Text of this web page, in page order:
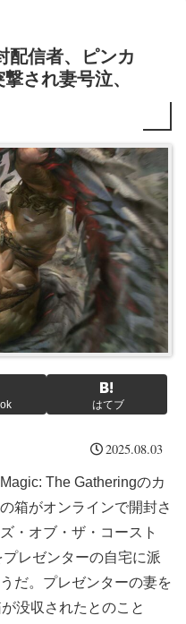
配信者、ピンカ
され妻号泣、
はてブ
2025.08.03
The Gatheringのカ
箱がオンラインで開封さ
・オブ・ザ・コースト
レゼンターの自宅に派
だ。プレゼンターの妻を
没収されたとのこと